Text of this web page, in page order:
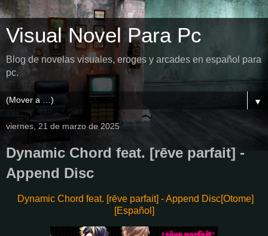
Visual Novel Para Pc
Blog de novelas visuales, eroges y arcades en español para
pc.
▼
viernes, 21 de marzo de 2025
Dynamic Chord feat. [rēve parfait] -
Append Disc
Dynamic Chord feat. [rēve parfait] - Append Disc[Otome]
[Español]